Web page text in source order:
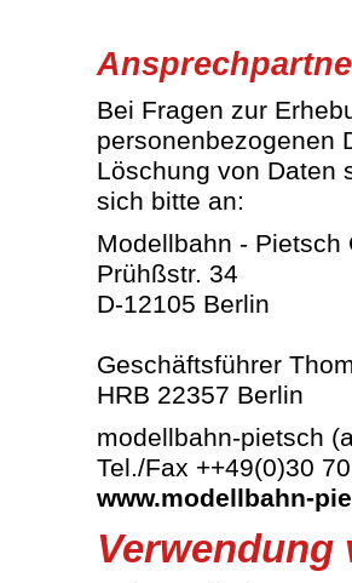
Bei Fragen zur
personenbezogenen
Löschung von Daten
sich bitte an:
Modellbahn - Pietsch
Prühßstr. 34
D-12105 Berlin
Geschäftsführer
HRB 22357 Berlin
modellbahn-pietsch
Tel./Fax ++49(0)30
www.modellbahn-
Verwendung